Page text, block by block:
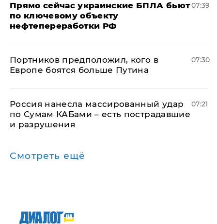
Прямо сейчас украинские БПЛА бьют
по ключевому объекту
нефтепереработки РФ
07:39
Портников предположил, кого в
Европе боятся больше Путина
07:30
Россия нанесла массированный удар
по Сумам КАБами – есть пострадавшие
и разрушения
07:21
Смотреть ещё